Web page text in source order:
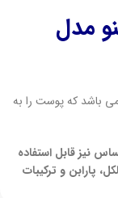
مدل
باشد که پوست را به
نیز قابل استفاده
پارابن و ترکیبات